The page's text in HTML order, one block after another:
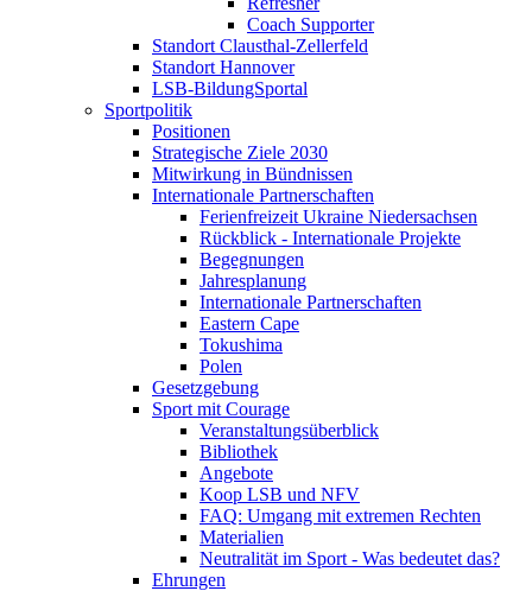
Coach Supporter
Standort Clausthal-Zellerfeld
Standort Hannover
LSB-BildungSportal
Sportpolitik
Positionen
Strategische Ziele 2030
Mitwirkung in Bündnissen
Internationale Partnerschaften
Ferienfreizeit Ukraine Niedersachsen
Rückblick - Internationale Projekte
Begegnungen
Jahresplanung
Internationale Partnerschaften
Eastern Cape
Tokushima
Polen
Gesetzgebung
Sport mit Courage
Veranstaltungsüberblick
Bibliothek
Angebote
Koop LSB und NFV
FAQ: Umgang mit extremen Rechten
Materialien
Neutralität im Sport - Was bedeutet das?
Ehrungen